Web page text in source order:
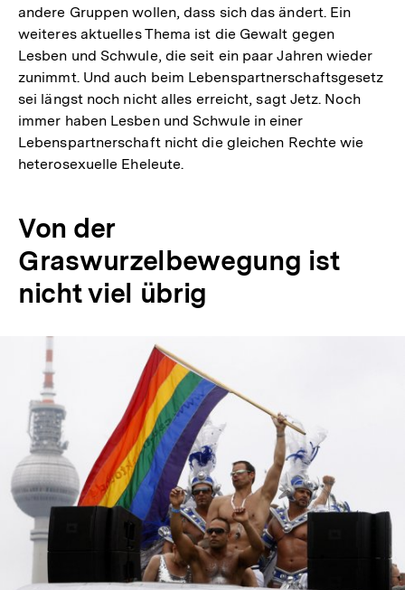
andere Gruppen wollen, dass sich das ändert. Ein
weiteres aktuelles Thema ist die Gewalt gegen
Lesben und Schwule, die seit ein paar Jahren wieder
zunimmt. Und auch beim Lebenspartnerschaftsgesetz
sei längst noch nicht alles erreicht, sagt Jetz. Noch
immer haben Lesben und Schwule in einer
Lebenspartnerschaft nicht die gleichen Rechte wie
heterosexuelle Eheleute.
Von der
Graswurzelbewegung ist
nicht viel übrig
In
Lightbox
öffnen